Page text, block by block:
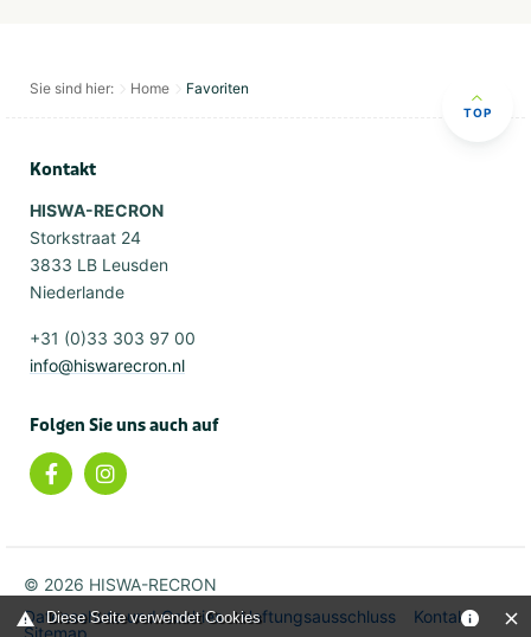
Diese Seite verwendet Cookies
Sie sind hier: Home Favoriten
TOP
Kontakt
HISWA-RECRON
Storkstraat 24
3833 LB Leusden
Niederlande
+31 (0)33 303 97 00
info@hiswarecron.nl
Folgen Sie uns auch auf
© 2026 HISWA-RECRON
Datenschutz und Cookies
Haftungsausschluss
Kontakt
Sitemap